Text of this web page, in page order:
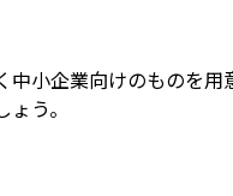
小企業向けのものを用
う。